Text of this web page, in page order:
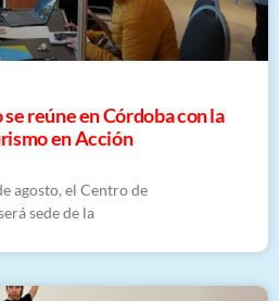
reúne en Córdoba con la
en Acción
agosto, el Centro de
sede de la